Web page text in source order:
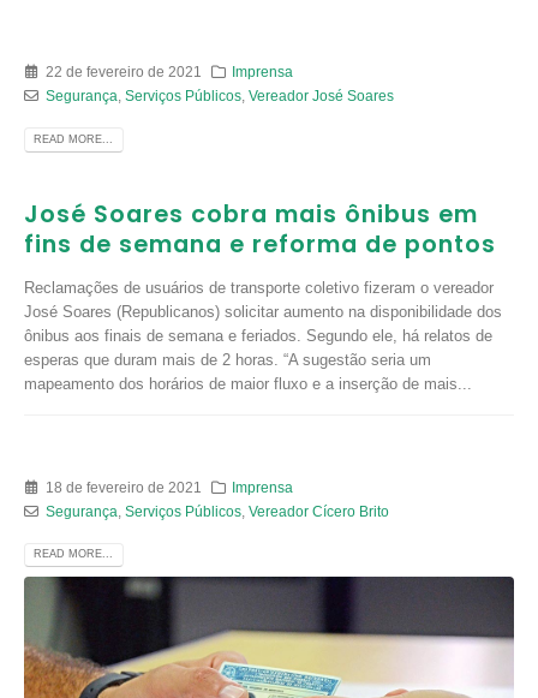
22 de fevereiro de 2021
Imprensa
Segurança Serviços Públicos, Vereador José Soares
READ MORE...
José Soares cobra mais ônibus em
fins de semana e reforma de pontos
Reclamações de usuários de transporte coletivo fizeram o vereador
José Soares (Republicanos) solicitar aumento na disponibilidade dos
ônibus aos finais de semana e feriados. Segundo ele, há relatos de
esperas que duram mais de 2 horas. “A sugestão seria um
mapeamento dos horários de maior fluxo e a inserção de mais...
18 de fevereiro de 2021
Imprensa
Segurança Serviços Públicos, Vereador Cícero Brito
READ MORE...